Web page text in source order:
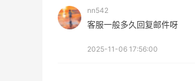
nn542
客服一般多久回复邮件呀
2025-11-06 17:56:00